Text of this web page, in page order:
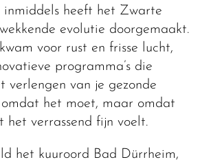
inmiddels heeft het Zwarte
evolutie doorgemaakt.
voor rust en frisse lucht,
programma’s die
verlengen van je gezonde
omdat het moet, maar omdat
het verrassend fijn voelt.
het kuuroord Bad Dürrheim,